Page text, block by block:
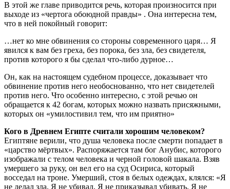
В этой же главе приводится речь, которая произносится при
выходе из «чертога обоюдной правды» . Она интересна тем,
что в ней покойный говорит:
…нет ко мне обвинения со стороны современного царя… Я
явился к вам без греха, без порока, без зла, без свидетеля,
против которого я бы сделал что-либо дурное…
Он, как на настоящем судебном процессе, доказывает что
обвинение против него необоснованно, что нет свидетелей
против него. Что особенно интересно, с этой речью он
обращается к 42 богам, которых можно назвать присяжными,
которых он «умилостивил тем, что им приятно»
Кого в Древнем Египте считали хорошим человеком?
Египтяне верили, что душа человека после смерти попадает в
«царство мёртвых». Распоряжается там бог Анубис, которого
изображали с телом человека и черной головой шакала. Взяв
умершего за руку, он вел его на суд Осириса, который
восседал на троне. Умерший, стоя в белых одеждах, клялся: «Я
не делал зла. Я не убивал. Я не приказывал убивать. Я не